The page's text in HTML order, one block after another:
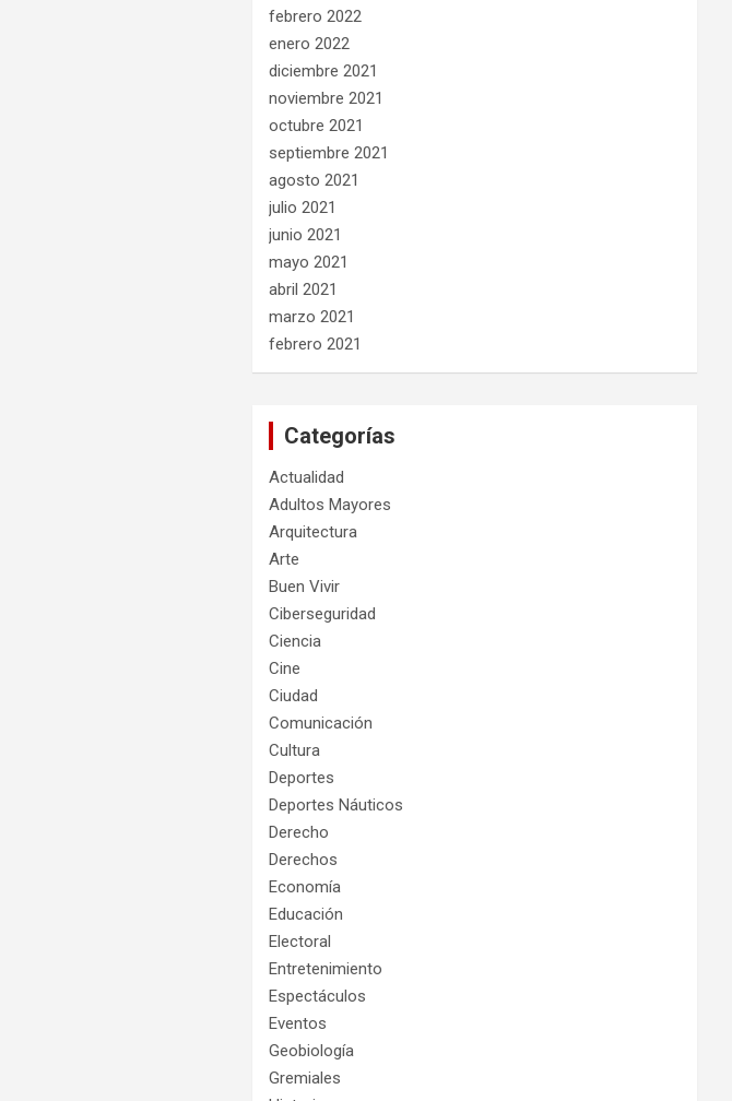
febrero 2022
enero 2022
diciembre 2021
noviembre 2021
octubre 2021
septiembre 2021
agosto 2021
julio 2021
junio 2021
mayo 2021
abril 2021
marzo 2021
febrero 2021
Categorías
Actualidad
Adultos Mayores
Arquitectura
Arte
Buen Vivir
Ciberseguridad
Ciencia
Cine
Ciudad
Comunicación
Cultura
Deportes
Deportes Náuticos
Derecho
Derechos
Economía
Educación
Electoral
Entretenimiento
Espectáculos
Eventos
Geobiología
Gremiales